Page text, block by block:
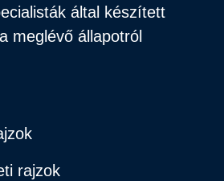
által készített
meglévő állapotról
rajzok